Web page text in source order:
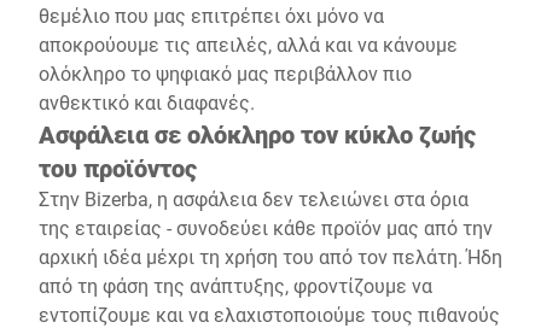
θεμέλιο που μας επιτρέπει όχι μόνο να
αποκρούουμε τις απειλές, αλλά και να κάνουμε
ολόκληρο το ψηφιακό μας περιβάλλον πιο
ανθεκτικό και διαφανές.
Ασφάλεια σε ολόκληρο τον κύκλο ζωής
του προϊόντος
Στην Bizerba, η ασφάλεια δεν τελειώνει στα όρια
της εταιρείας - συνοδεύει κάθε προϊόν μας από την
αρχική ιδέα μέχρι τη χρήση του από τον πελάτη. Ήδη
από τη φάση της ανάπτυξης, φροντίζουμε να
εντοπίζουμε και να ελαχιστοποιούμε τους πιθανούς